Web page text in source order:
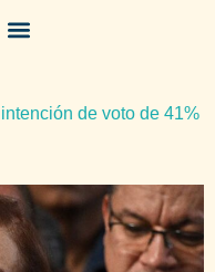
de voto de 41%